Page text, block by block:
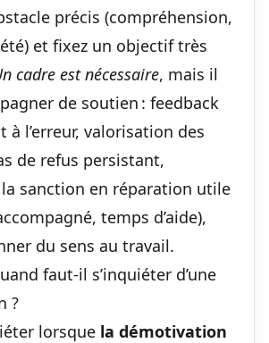
précis (compréhension,
et fixez un objectif très
cadre est nécessaire, mais il
de soutien : feedback
à l’erreur, valorisation des
de refus persistant,
sanction en réparation utile
temps d’aide),
du sens au travail.
faut-il s’inquiéter d’une
?
lorsque la démotivation